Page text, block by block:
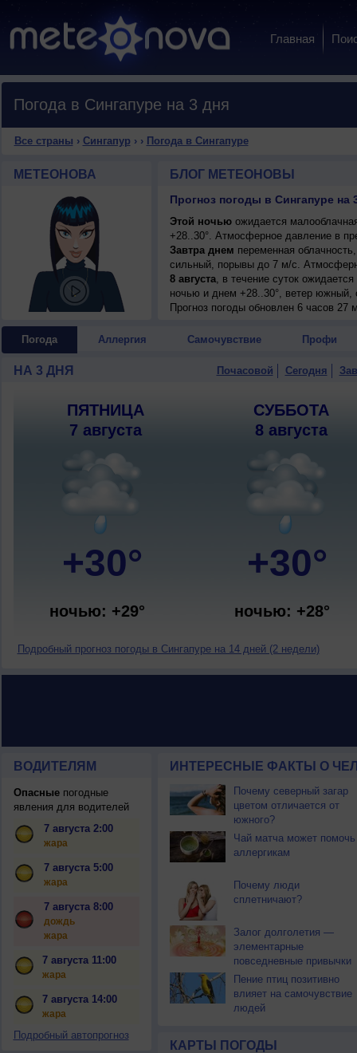
Главная
Погода в Сингапуре на 3 дня
Все страны › Сингапур › › Погода в Сингапуре
МЕТЕОНОВА БЛОГ МЕТЕОНОВЫ
Прогноз погоды в Сингапуре на
Этой ночьюожидается
+28..30°. Атмосферное давление в
Завтра днем переменная
сильный, порывы до 7 м/с.
8 августа, в течение суток
ночью и днем +28..30°, ветер
Прогноз погоды обновлен 6 часов 27
Погода Аллергия Самочувствие Профи
НА 3 ДНЯ Почасовой Сегодня
ПЯТНИЦА
7 августа
+30°
ночью: +29°
СУББОТА
8 августа
+30°
ночью: +28°
Подробный прогноз погоды в Сингапуре на 14 дней (2 недели)
ВОДИТЕЛЯМ
Опасныепогодные
явления для водителей
7 августа 2:00
жара
7 августа 5:00
жара
7 августа 8:00
дождь
жара
7 августа 11:00
жара
7 августа 14:00
жара
Подробный автопрогноз
ИНТЕРЕСНЫЕ ФАКТЫ О
Почему северный загар
цветом отличается от
южного?
Чай матча может помочь
аллергикам
Почему люди
сплетничают?
Залог долголетия —
элементарные
повседневные привычки
Пение птиц позитивно
влияет на самочувствие
людей
КАРТЫ ПОГОДЫ